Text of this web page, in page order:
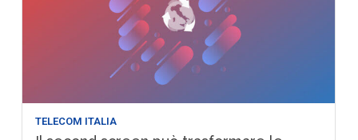
TELECOM ITALIA